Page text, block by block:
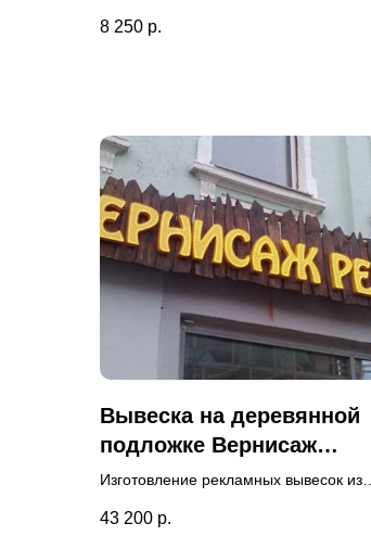
монтаж осуществлялись нашими
8 250 р.
Вывеска на деревянной
подложке Вернисаж
ремесел
Изготовление рекламных вывесок из
установлена на деревянную подложку,
43 200 р.